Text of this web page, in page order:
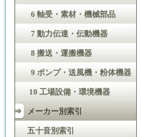
6 軸受・素材・機械部品
7 動力伝達・伝動機器
8 搬送・運搬機器
9 ポンプ・送風機・粉体機器
10 工場設備・環境機器
メーカー別索引
五十音別索引